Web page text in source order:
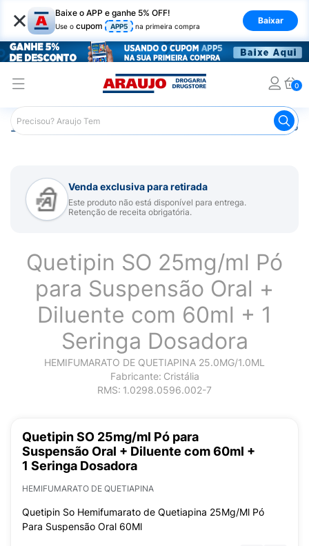
× Baixe o APP e ganhe 5% OFF!
Use o cupom APP5 na primeira compra
Baixar
0
Araujo Medicamentos Remédio para Sistema Nervoso
Venda exclusiva para retirada
Este produto não está disponível para entrega.
Retenção de receita obrigatória.
Quetipin SO 25mg/ml Pó
para Suspensão Oral +
Diluente com 60ml + 1
Seringa Dosadora
HEMIFUMARATO DE QUETIAPINA 25.0MG/1.0ML
Fabricante: Cristália
RMS: 1.0298.0596.002-7
Quetipin SO 25mg/ml Pó para
Suspensão Oral + Diluente com 60ml +
1 Seringa Dosadora
HEMIFUMARATO DE QUETIAPINA
Quetipin So Hemifumarato de Quetiapina 25Mg/Ml Pó
Para Suspensão Oral 60Ml